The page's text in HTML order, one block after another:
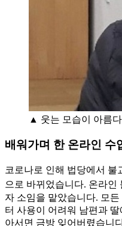
▲ 웃는 모습이 아름
배워가며 한 온라인 수
코로나로 인해 법당에서 불
으로 바뀌었습니다. 온라인
자 소임을 맡았습니다. 모
터 사용이 어려워 남편과
아서면 금방 잊어버렸습니